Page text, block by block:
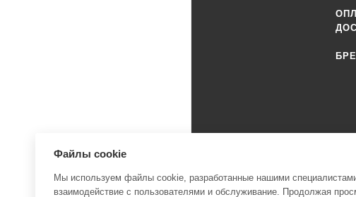
Файлы cookie
Мы используем файлы cookie, разработанные нашими
взаимодействие с пользователями и обслуживание. Продолжая